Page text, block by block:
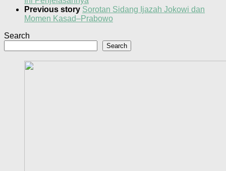
Previous story Sorotan Sidang Ijazah Jokowi dan
Momen Kasad–Prabowo
Search
Search